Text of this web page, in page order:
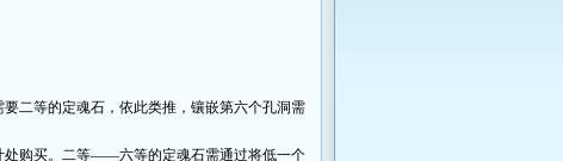
等的定魂石，依此类推，镶嵌第六个孔洞需
购买。二等――六等的定魂石需通过将低一个